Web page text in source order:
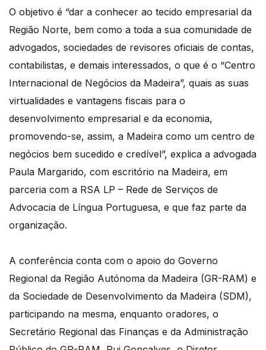
O objetivo é “dar a conhecer ao tecido empresarial da
Região Norte, bem como a toda a sua comunidade de
advogados, sociedades de revisores oficiais de contas,
contabilistas, e demais interessados, o que é o “Centro
Internacional de Negócios da Madeira”, quais as suas
virtualidades e vantagens fiscais para o
desenvolvimento empresarial e da economia,
promovendo-se, assim, a Madeira como um centro de
negócios bem sucedido e credível”, explica a advogada
Paula Margarido, com escritório na Madeira, em
parceria com a RSA LP – Rede de Serviços de
Advocacia de Língua Portuguesa, e que faz parte da
organização.
A conferência conta com o apoio do Governo
Regional da Região Autónoma da Madeira (GR-RAM) e
da Sociedade de Desenvolvimento da Madeira (SDM),
participando na mesma, enquanto oradores, o
Secretário Regional das Finanças e da Administração